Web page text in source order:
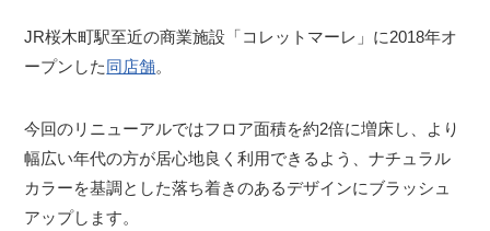
JR桜木町駅至近の商業施設「コレットマーレ」に2018年オ
ープンした同店舗。
今回のリニューアルではフロア面積を約2倍に増床し、より
幅広い年代の方が居心地良く利用できるよう、ナチュラル
カラーを基調とした落ち着きのあるデザインにブラッシュ
アップします。